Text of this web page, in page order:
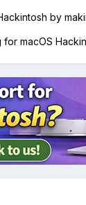
by
macOS